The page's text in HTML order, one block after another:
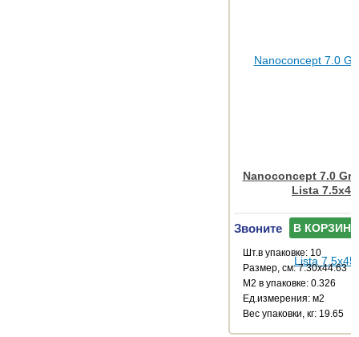
Nanoconcept 7.0
Lista 7.5x45
Звоните В КОРЗИНУ
Шт.в упаковке: 10
Размер, см: 7.30x44.63
М2 в упаковке: 0.326
Ед.измерения: м2
Веc упаковки, кг: 19.65